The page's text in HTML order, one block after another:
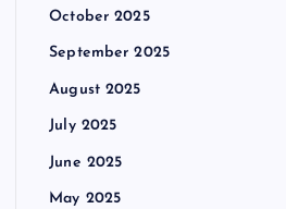
October 2025
September 2025
August 2025
July 2025
June 2025
May 2025